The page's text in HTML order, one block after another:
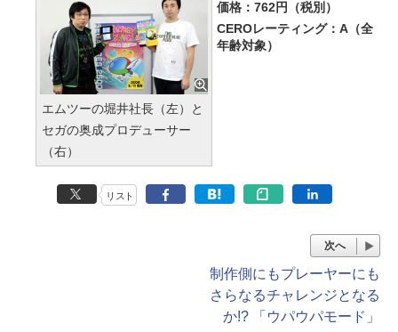
エムツーの堀井社長（左）と
セガの奥成プロデューサー
（右）
価格：762円（税別）
CEROレーティング：A（全
年齢対象）
リスト
次へ
制作側にもプレーヤーにも
さらなるチャレンジとなる
か!? 「ウパウパモード」